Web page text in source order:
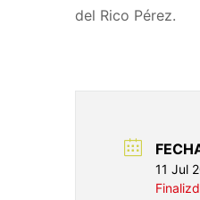
del Rico Pérez.
11 Jul